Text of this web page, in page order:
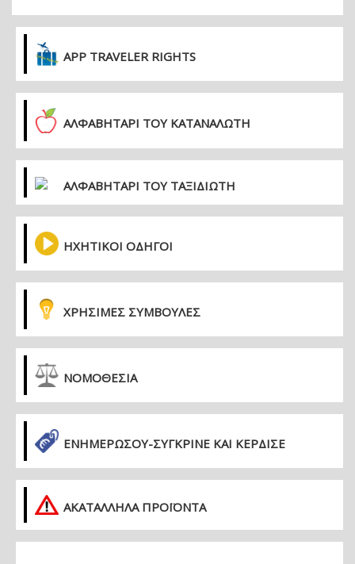
APP TRAVELER RIGHTS
ΑΛΦΑΒΗΤΑΡΙ ΤΟΥ ΚΑΤΑΝΑΛΩΤΗ
ΑΛΦΑΒΗΤΑΡΙ ΤΟΥ ΤΑΞΙΔΙΩΤΗ
ΗΧΗΤΙΚΟΙ ΟΔΗΓΟΙ
ΧΡΗΣΙΜΕΣ ΣΥΜΒΟΥΛΕΣ
ΝΟΜΟΘΕΣΙΑ
ΕΝΗΜΕΡΏΣΟΥ-ΣΎΓΚΡΙΝΕ ΚΑΙ ΚΈΡΔΙΣΕ
ΑΚΑΤΑΛΛΗΛΑ ΠΡΟΪΟΝΤΑ